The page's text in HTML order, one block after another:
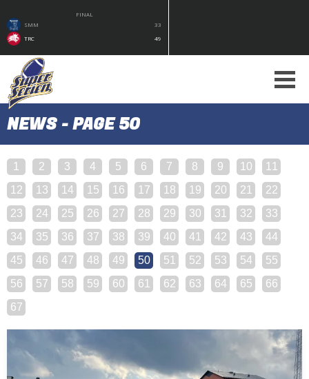
FINAL
SMM
33
TRC
49
NEWS - PAGE 50
1 2 3 4 5 6 7 8 9 10
11
12
13 14 15 16 17 18 19 20 21
22
23
24 25 26 27 28 29 30 31 32
33
34
35 36 37 38 39 40 41 42 43
44
45
46 47 48 49 50 51 52 53 54
55
56
57 58 59 60 61 62 63 64 65
66
67